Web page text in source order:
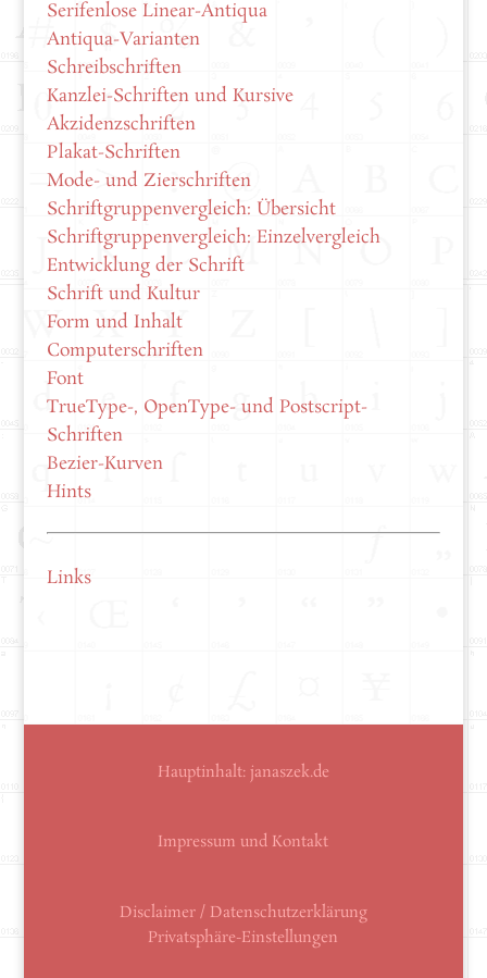
Serifenlose Linear-Antiqua
Antiqua-Varianten
Schreibschriften
Kanzlei-Schriften und Kursive
Akzidenzschriften
Plakat-Schriften
Mode- und Zierschriften
Schriftgruppenvergleich: Übersicht
Schriftgruppenvergleich: Einzelvergleich
Entwicklung der Schrift
Schrift und Kultur
Form und Inhalt
Computerschriften
Font
TrueType-, OpenType- und Postscript-
Schriften
Bezier-Kurven
Hints
Links
Hauptinhalt: janaszek.de
Impressum und Kontakt
Disclaimer / Datenschutzerklärung
Privatsphäre-Einstellungen